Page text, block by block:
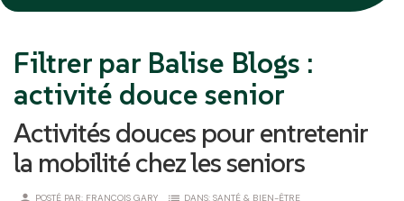
Filtrer par Balise Blogs :
activité douce senior
Activités douces pour entretenir
la mobilité chez les seniors
POSTÉ PAR: FRANÇOIS GARY DANS: SANTÉ & BIEN-ÊTRE